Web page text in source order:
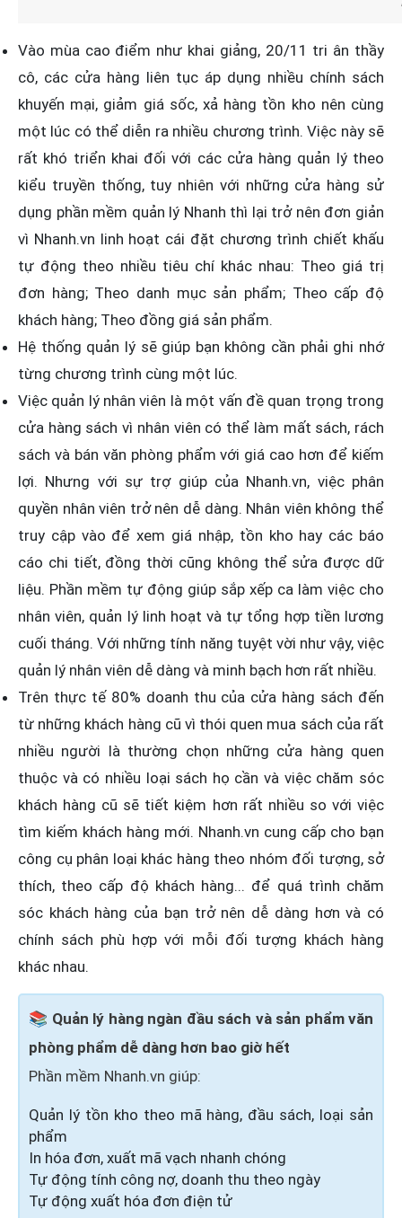
Vào mùa cao điểm như khai giảng, 20/11 tri ân thầy
cô, các cửa hàng liên tục áp dụng nhiều chính sách
khuyến mại, giảm giá sốc, xả hàng tồn kho nên cùng
một lúc có thể diễn ra nhiều chương trình. Việc này sẽ
rất khó triển khai đối với các cửa hàng quản lý theo
kiểu truyền thống, tuy nhiên với những cửa hàng sử
dụng phần mềm quản lý Nhanh thì lại trở nên đơn giản
vì Nhanh.vn linh hoạt cái đặt chương trình chiết khấu
tự động theo nhiều tiêu chí khác nhau: Theo giá trị
đơn hàng; Theo danh mục sản phẩm; Theo cấp độ
khách hàng; Theo đồng giá sản phẩm.
Hệ thống quản lý sẽ giúp bạn không cần phải ghi nhớ
từng chương trình cùng một lúc.
Việc quản lý nhân viên là một vấn đề quan trọng trong
cửa hàng sách vì nhân viên có thể làm mất sách, rách
sách và bán văn phòng phẩm với giá cao hơn để kiếm
lợi. Nhưng với sự trợ giúp của Nhanh.vn, việc phân
quyền nhân viên trở nên dễ dàng. Nhân viên không thể
truy cập vào để xem giá nhập, tồn kho hay các báo
cáo chi tiết, đồng thời cũng không thể sửa được dữ
liệu. Phần mềm tự động giúp sắp xếp ca làm việc cho
nhân viên, quản lý linh hoạt và tự tổng hợp tiền lương
cuối tháng. Với những tính năng tuyệt vời như vậy, việc
quản lý nhân viên dễ dàng và minh bạch hơn rất nhiều.
Trên thực tế 80% doanh thu của cửa hàng sách đến
từ những khách hàng cũ vì thói quen mua sách của rất
nhiều người là thường chọn những cửa hàng quen
thuộc và có nhiều loại sách họ cần và việc chăm sóc
khách hàng cũ sẽ tiết kiệm hơn rất nhiều so với việc
tìm kiếm khách hàng mới. Nhanh.vn cung cấp cho bạn
công cụ phân loại khác hàng theo nhóm đối tượng, sở
thích, theo cấp độ khách hàng... để quá trình chăm
sóc khách hàng của bạn trở nên dễ dàng hơn và có
chính sách phù hợp với mỗi đối tượng khách hàng
khác nhau.
📚 Quản lý hàng ngàn đầu sách và sản phẩm văn
phòng phẩm dễ dàng hơn bao giờ hết
Phần mềm Nhanh.vn giúp:
Quản lý tồn kho theo mã hàng, đầu sách, loại sản
phẩm
In hóa đơn, xuất mã vạch nhanh chóng
Tự động tính công nợ, doanh thu theo ngày
Tự động xuất hóa đơn điện tử